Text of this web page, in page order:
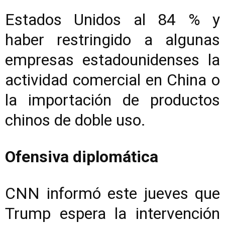
Estados Unidos al 84 % y
haber restringido a algunas
empresas estadounidenses la
actividad comercial en China o
la importación de productos
chinos de doble uso.
Ofensiva diplomática
CNN informó este jueves que
Trump espera la intervención